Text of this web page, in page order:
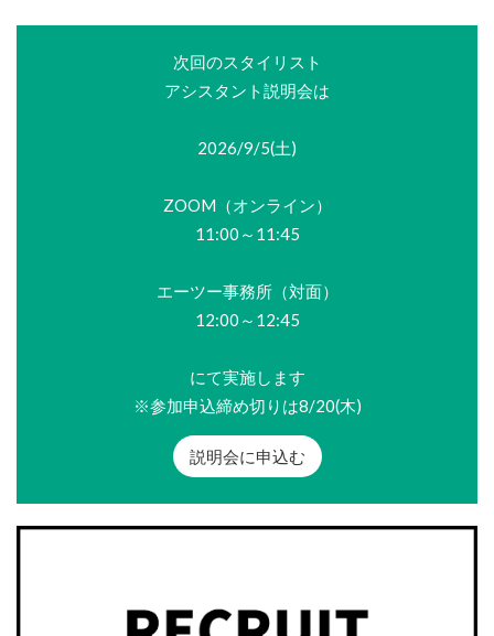
次回のスタイリスト
アシスタント説明会は
2026/9/5(土)
ZOOM（オンライン）
11:00～11:45
エーツー事務所（対面）
12:00～12:45
にて実施します
※参加申込締め切りは8/20(木)
説明会に申込む